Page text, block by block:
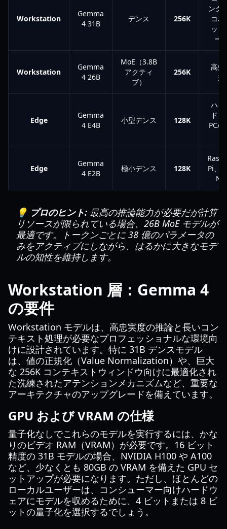
Workstation
Gemma
4 31B
デンス 256K
ング
コ
ッ
ー
Workstation
Gemma
4 26B
MoE（3.8B
アクティ
ブ）
256K
高効
推
Edge
Gemma
4 E4B
小型デンス 128K
ハイ
ド
PC/
Edge
Gemma
4 E2B
極小デンス 128K
Pi、
💡 プロのヒント: 最高の推論能力が必要だが計算
リソースが限られている場合、26B MoE モデルが
最適です。トークンごとに 38 億のパラメータの
みをアクティブにしながら、はるかに大きなモデ
ルの知性を維持します。
Workstation 層：Gemma 4
の要件
Workstation モデルは、高忠実度の推論と長いコン
テキスト処理が必要なプロフェッショナルな環境向
けに設計されています。特に 31B デンスモデル
は、値の正規化（Value Normalization）や、巨大
な 256K コンテキストウィンドウ向けに最適化され
た洗練されたアテンションメカニズムなど、重要な
アーキテクチャのアップグレードを備えています。
GPU および VRAM の仕様
量子化なしでこれらのモデルを実行するには、かな
りのビデオ RAM（VRAM）が必要です。16 ビット
精度の 31B モデルの場合、NVIDIA H100 や A100
など、少なくとも 80GB の VRAM を備えた GPU セ
ットアップが必要になります。ただし、ほとんどの
ローカルユーザーは、コンシューマー向けハードウ
ェアにモデルを収めるために、4 ビットまたは 8 ビ
ットの量子化を選択するでしょう。